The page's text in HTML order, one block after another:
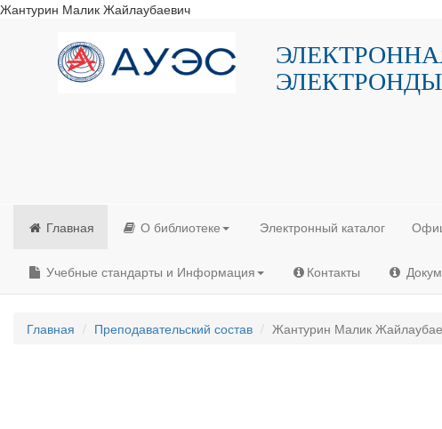
Жантурин Малик Жайлаубаевич
Главная О библиотеке Электронный каталог
Учебные стандарты и Информация Контакты
Главная Преподавательский состав Жантурин Малик